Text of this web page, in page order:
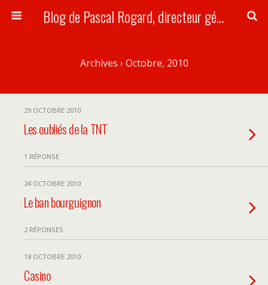
Blog de Pascal Rogard, directeur général de la SACD.
Archives › Octobre, 2010
29 OCTOBRE 2010
Les oubliés de la TNT
1 RÉPONSE
24 OCTOBRE 2010
Le ban bourguignon
2 RÉPONSES
18 OCTOBRE 2010
Casino